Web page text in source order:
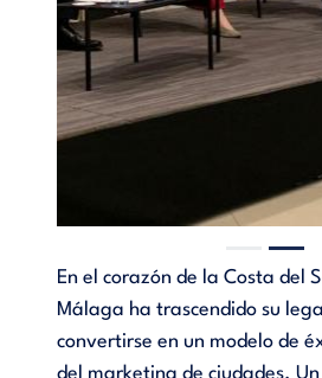
En el corazón de la Costa del
Málaga ha trascendido su
convertirse en un modelo de
del marketing de ciudades.